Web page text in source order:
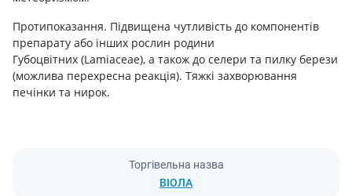
Протипоказання. Підвищена чутливість до компонентів
препарату або інших рослин родини
Губоцвітних (Lamiaceae), а також до селери та пилку берези
(можлива перехресна реакція). Тяжкі захворювання
печінки та нирок.
Торгівельна назва
ВІОЛА